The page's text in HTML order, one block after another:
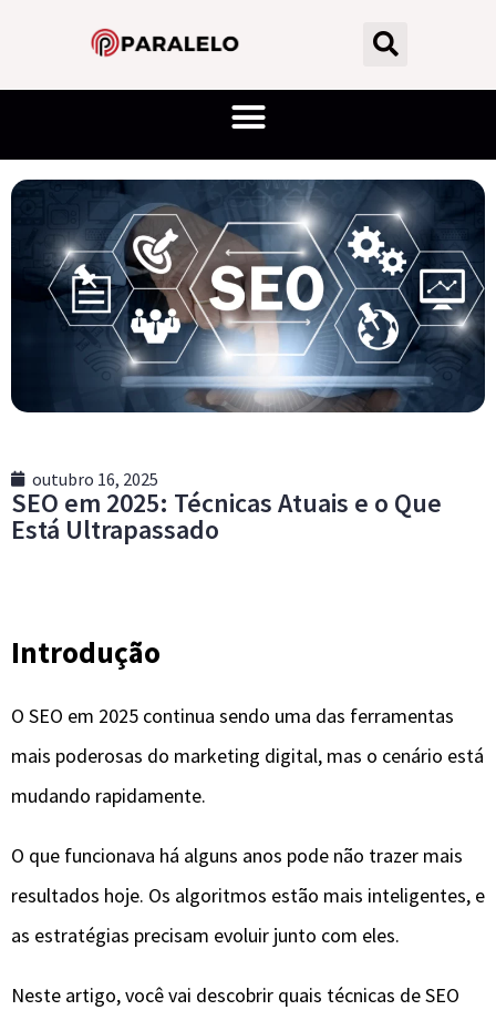
outubro 16, 2025
SEO em 2025: Técnicas Atuais e o Que
Está Ultrapassado
Introdução
O SEO em 2025 continua sendo uma das ferramentas
mais poderosas do marketing digital, mas o cenário está
mudando rapidamente.
O que funcionava há alguns anos pode não trazer mais
resultados hoje. Os algoritmos estão mais inteligentes, e
as estratégias precisam evoluir junto com eles.
Neste artigo, você vai descobrir quais técnicas de SEO